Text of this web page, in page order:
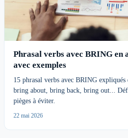
Phrasal verbs avec BRING en
avec exemples
15 phrasal verbs avec BRING
bring about, bring back, bring out...
pièges à éviter.
22 mai 2026